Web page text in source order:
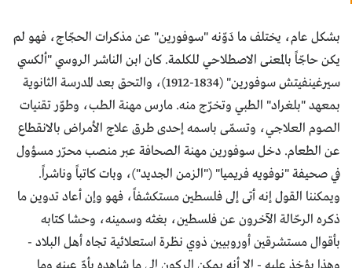
بشكل عام، يختلف ما دَوّنه "سوفورين" عن مذكرات الحجّاج، فهو لم
يكن حاجّاً بالمعنى الاصطلاحي للكلمة. كان ابن الناشر الروسي "ألكسي
سيرغينفيتش سوفورين" (1834-1912)، والتحق بعد المدرسة الثانوية
بمعهد "بلغراد" الطبي وتخرّج منه. مارس مهنة الطب، وطوّر تقنيات
الصوم العلاجي، وتسمّى باسمه إحدى طرق علاج الأمراض بالانقطاع
عن الطعام. دخل سوفورين مهنة الصحافة عبر منصب محرّر مسؤول
في صحيفة "نوفويه فريميا" ("الزمن الجديد")، وبات كاتباً وناشراً.
ويمكننا القول إنه أتى إلى فلسطين مستكشفاً، فهو وإن أعاد تدوين ما
ذكره الرحّالة الآخرون عن فلسطين، بغثه وسمينه، وحشا كتابه
بأقوال مستشرقين أوروبيين ذوي نظرة استعلائية تجاه أهل البلاد -